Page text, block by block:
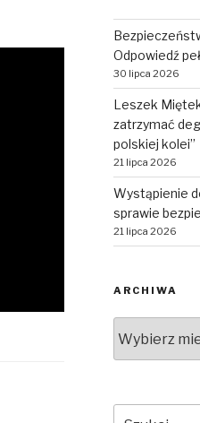
Odpowiedź
30 lipca 2026
Leszek
zatrzymać
polskiej kolei”
21 lipca 2026
Wystąpienie
sprawie
21 lipca 2026
ARCHIWA